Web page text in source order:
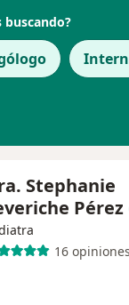
buscando?
Stephanie
Pérez
16 opiniones